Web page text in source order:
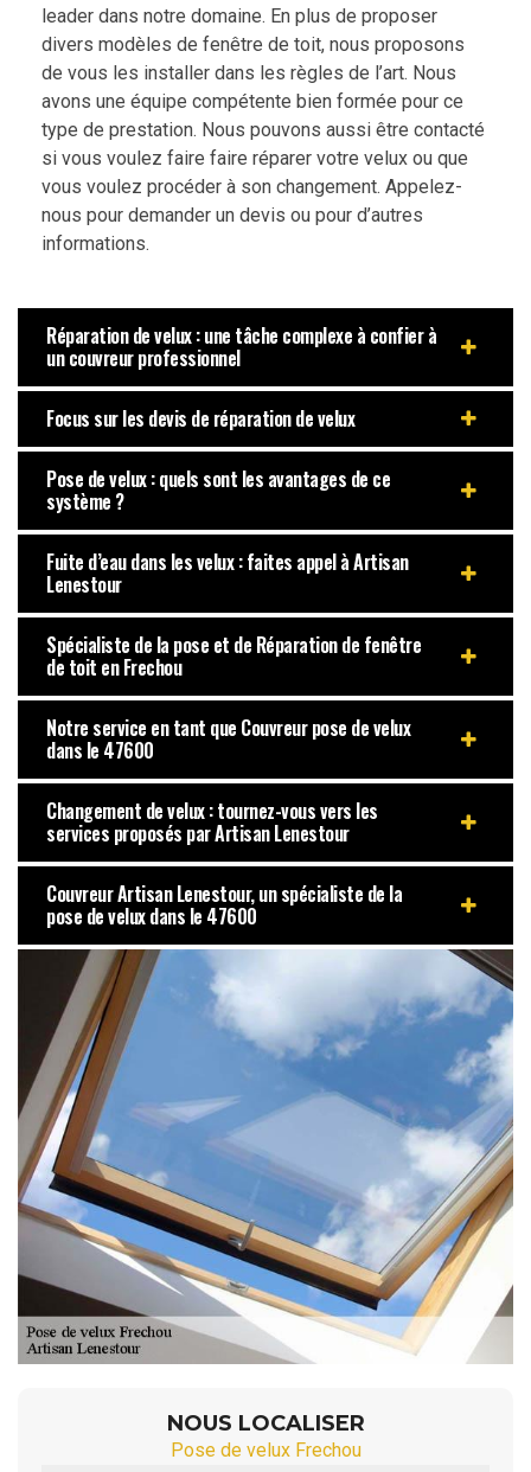
leader dans notre domaine. En plus de proposer
divers modèles de fenêtre de toit, nous proposons
de vous les installer dans les règles de l’art. Nous
avons une équipe compétente bien formée pour ce
type de prestation. Nous pouvons aussi être contacté
si vous voulez faire faire réparer votre velux ou que
vous voulez procéder à son changement. Appelez-
nous pour demander un devis ou pour d’autres
informations.
Réparation de velux : une tâche complexe à confier à
un couvreur professionnel
Focus sur les devis de réparation de velux
Pose de velux : quels sont les avantages de ce
système ?
Fuite d’eau dans les velux : faites appel à Artisan
Lenestour
Spécialiste de la pose et de Réparation de fenêtre
de toit en Frechou
Notre service en tant que Couvreur pose de velux
dans le 47600
Changement de velux : tournez-vous vers les
services proposés par Artisan Lenestour
Couvreur Artisan Lenestour, un spécialiste de la
pose de velux dans le 47600
NOUS LOCALISER
Pose de velux Frechou